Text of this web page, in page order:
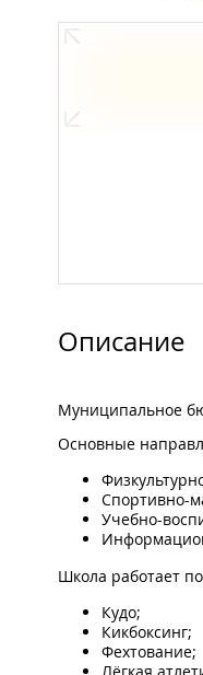
Описание
Муниципальное
Основные
Спортивно-
Учебно-
Школа работает
Кудо;
Кикбоксинг;
Фехтование;